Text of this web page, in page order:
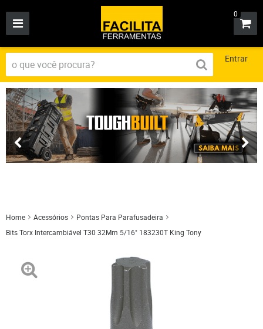
0
Entrar
Home Acessórios
Pontas Para Parafusadeira
Bits Torx Intercambiável T30 32Mm 5/16" 183230T King Tony